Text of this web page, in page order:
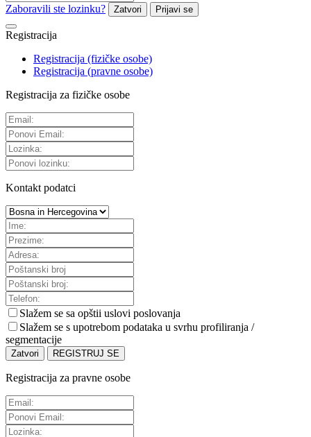
Zaboravili ste lozinku? Zatvori Prijavi se
Registracija
Registracija (fizičke osobe)
Registracija (pravne osobe)
Registracija za fizičke osobe
Kontakt podatci
Slažem se sa opštii uslovi poslovanja
Slažem se s upotrebom podataka u svrhu profiliranja /
segmentacije
Zatvori REGISTRUJ SE
Registracija za pravne osobe